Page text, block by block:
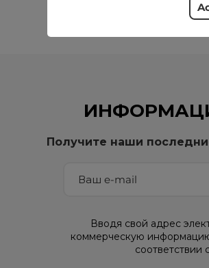
Получите наши
Вводя свой адрес
коммерческую
соответствии